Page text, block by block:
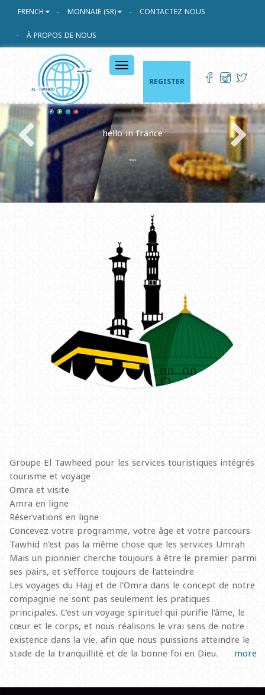
FRENCH MONNAIE (SR)
CONTACTEZ NOUS
À PROPOS DE NOUS
REGISTER
القائمة
الرئيسية
hello in france
more
Groupe El Tawheed pour les services touristiques intégrés
tourisme et voyage
Omra et visite
Amra en ligne
Réservations en ligne
Concevez votre programme, votre âge et votre parcours
Tawhid n'est pas la même chose que les services Umrah
Mais un pionnier cherche toujours à être le premier parmi
ses pairs, et s'efforce toujours de l'atteindre
Les voyages du Hajj et de l'Omra dans le concept de notre
compagnie ne sont pas seulement les pratiques
principales. C'est un voyage spirituel qui purifie l'âme, le
cœur et le corps, et nous réalisons le vrai sens de notre
existence dans la vie, afin que nous puissions atteindre le
stade de la tranquillité et de la bonne foi en Dieu.
more